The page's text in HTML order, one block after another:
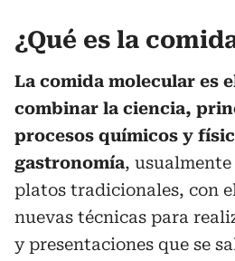
¿Qué es la
La comida molecular es
combinar la ciencia,
procesos químicos y
gastronomía,
platos tradicionales, con
nuevas técnicas para
y presentaciones que se